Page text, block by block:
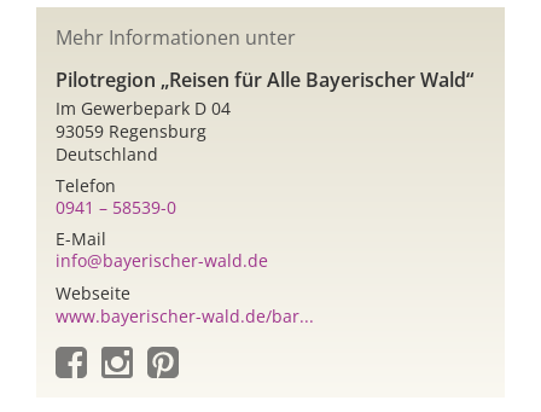
Mehr Informationen unter
Pilotregion „Reisen für Alle Bayerischer Wald“
Im Gewerbepark D 04
93059 Regensburg
Deutschland
Telefon
0941 – 58539-0
E-Mail
info@bayerischer-wald.de
Webseite
www.bayerischer-wald.de/bar...